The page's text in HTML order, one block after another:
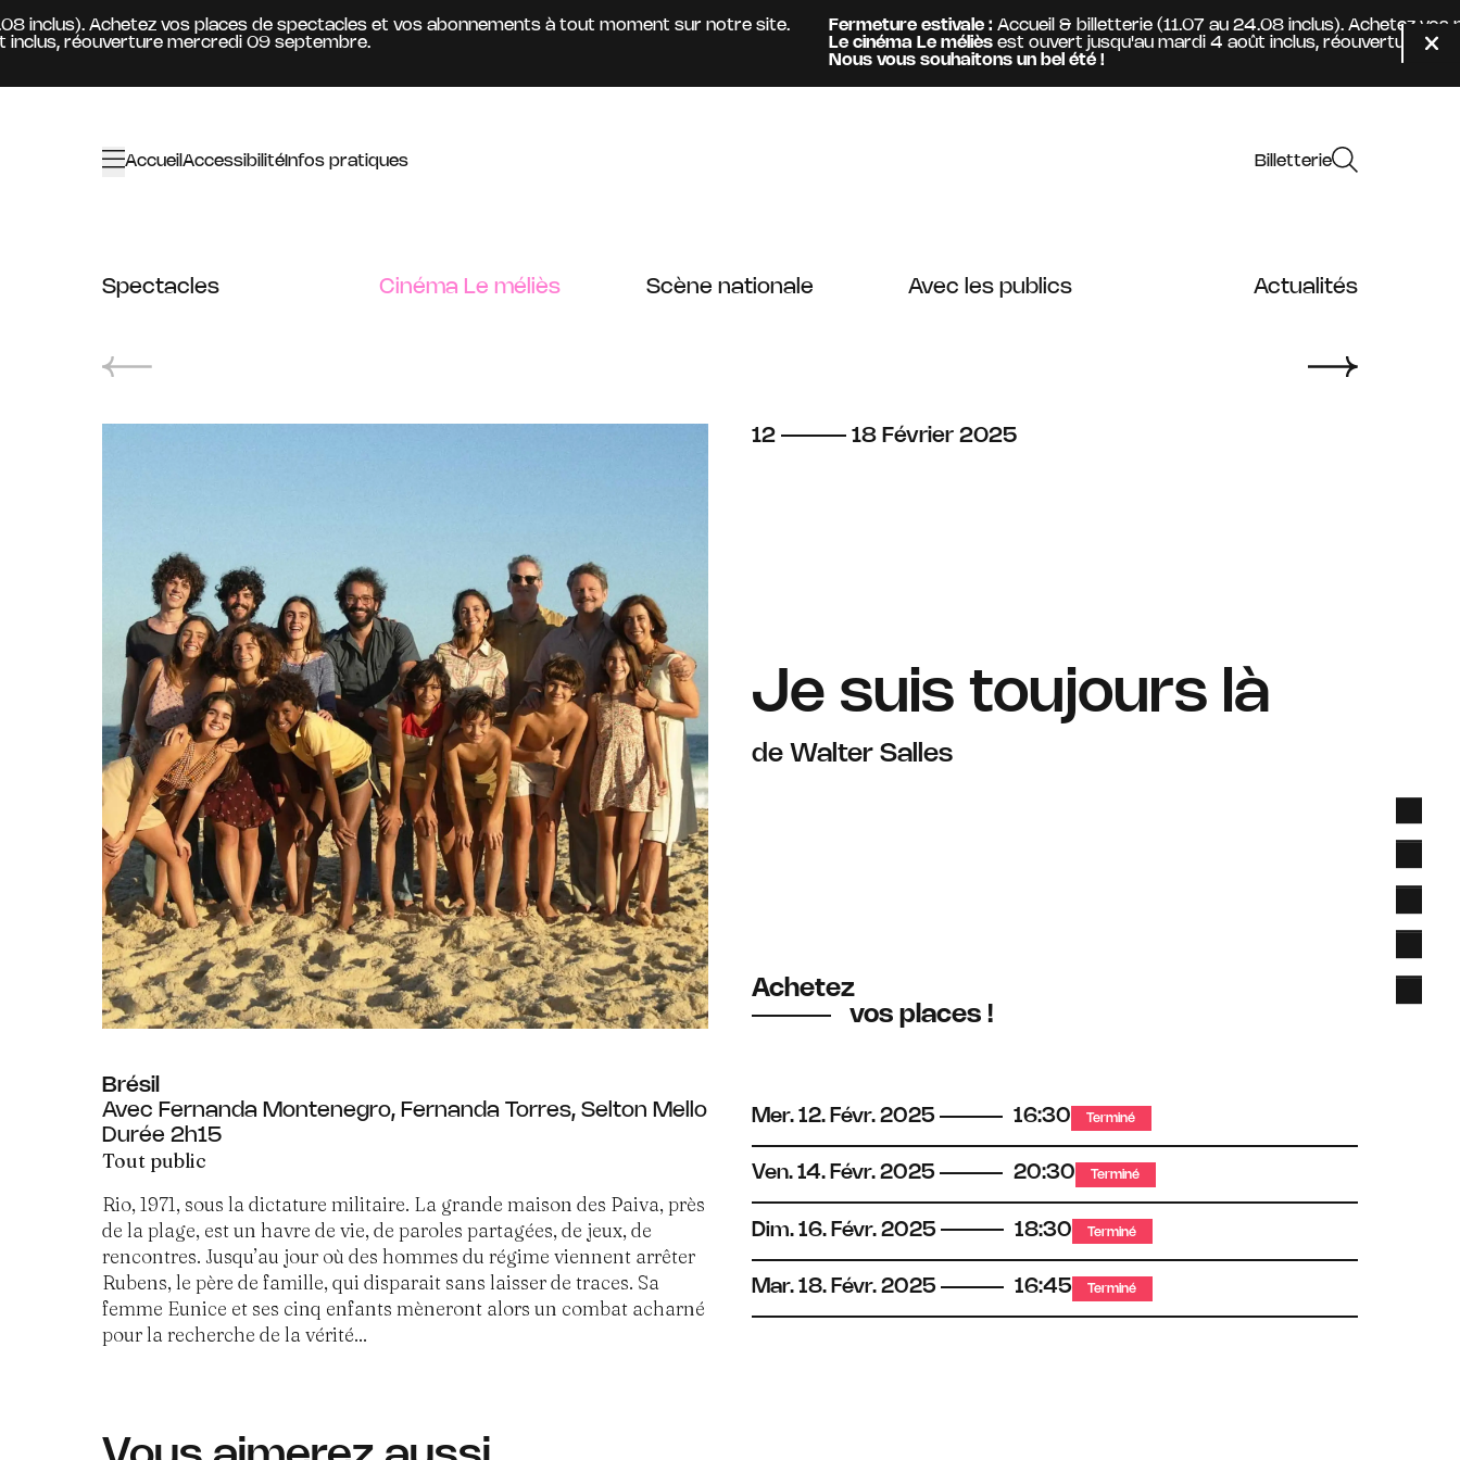
Achetez vos places de spectacles et vos abonnements à tout moment sur notre site.
réouverture mercredi 09 septembre.
Information :
Fermeture estivale :Accueil & billetterie (11.07 au 24.08 inclus). Achetez vos
Le cinéma Le mélièsest ouvert jusqu'au mardi 4 août inclus, réouverture
Nous vous souhaitons un bel été !
AccueilAccessibilité Infos pratiques Billetterie
Spectacles Cinéma Le méliès Scène nationale Avec les publics Actualités
du
12 au
18 février
Février 2025
Je suis toujours là
de Walter Salles
Achetez
vos places !
Brésil
Avec Fernanda Montenegro, Fernanda Torres, Selton Mello
Durée 2h15
Tout public
Rio, 1971, sous la dictature militaire. La grande maison des Paiva, près
de la plage, est un havre de vie, de paroles partagées, de jeux, de
rencontres. Jusqu’au jour où des hommes du régime viennent arrêter
Rubens, le père de famille, qui disparait sans laisser de traces. Sa
femme Eunice et ses cinq enfants mèneront alors un combat acharné
pour la recherche de la vérité...
Mer. 12. Févr. 2025 16:30 Terminé
Ven. 14. Févr. 2025 20:30 Terminé
Dim. 16. Févr. 2025 18:30 Terminé
Mar. 18. Févr. 2025 16:45 Terminé